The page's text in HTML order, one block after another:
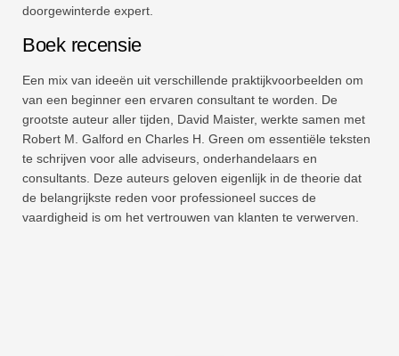
doorgewinterde expert.
Boek recensie
Een mix van ideeën uit verschillende praktijkvoorbeelden om
van een beginner een ervaren consultant te worden. De
grootste auteur aller tijden, David Maister, werkte samen met
Robert M. Galford en Charles H. Green om essentiële teksten
te schrijven voor alle adviseurs, onderhandelaars en
consultants. Deze auteurs geloven eigenlijk in de theorie dat
de belangrijkste reden voor professioneel succes de
vaardigheid is om het vertrouwen van klanten te verwerven.